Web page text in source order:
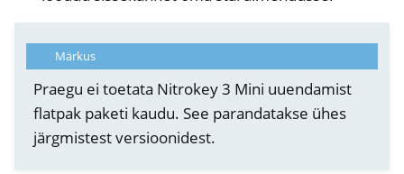
Märkus
Praegu ei toetata Nitrokey 3 Mini uuendamist
flatpak paketi kaudu. See parandatakse ühes
järgmistest versioonidest.